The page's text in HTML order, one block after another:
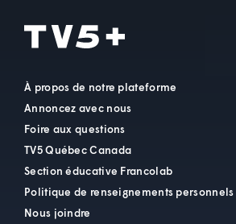
À propos de notre plateforme
Annoncez avec nous
Foire aux questions
TV5 Québec Canada
Section éducative Francolab
Politique de renseignements personnels
Nous joindre